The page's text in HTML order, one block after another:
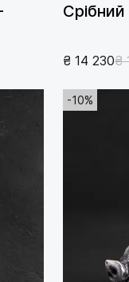
₴ 14 230₴
-10%